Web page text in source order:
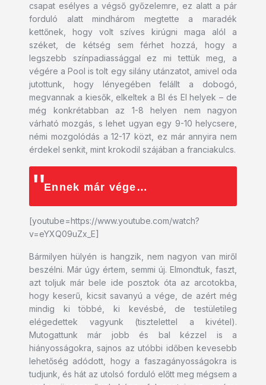
csapat esélyes a végső győzelemre, ez alatt a pár
forduló alatt mindhárom megtette a maradék
kettőnek, hogy volt szíves kirúgni maga alól a
széket, de kétség sem férhet hozzá, hogy a
legszebb színpadiassággal ez mi tettük meg, a
végére a Pool is tolt egy silány utánzatot, amivel oda
jutottunk, hogy lényegében felállt a dobogó,
megvannak a kiesők, elkeltek a Bl és El helyek – de
még konkrétabban az 1-8 helyen nem nagyon
várható mozgás, s lehet ugyan egy 9-10 helycsere,
némi mozgolódás a 12-17 közt, ez már annyira nem
érdekel senkit, mint krokodil szájában a franciakulcs.
Ennek már vége…
[youtube=https://www.youtube.com/watch?
v=eYXQ09uZx_E]
Bármilyen hülyén is hangzik, nem nagyon van miről
beszélni. Már úgy értem, semmi új. Elmondtuk, faszt,
azt toljuk már bele ide posztok óta az arcotokba,
hogy keserű, kicsit savanyú a vége, de azért még
mindig ki többé, ki kevésbé, de testületileg
elégedettek vagyunk (tisztelettel a kivétel).
Mutogattunk már jobb és bal kézzel is a
hiányosságokra, sajnos az utóbbi időben kevesebb
lehetőség adódott, hogy a faszagányosságokra is
tudjunk, és hát az utolsó forduló előtt meg mégsem a